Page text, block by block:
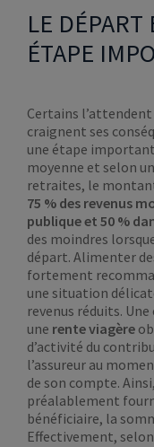
LE
ÉTAPE
Certains l’attendent
craignent ses
une étape
moyenne et selon
retraites, le
75 % des revenus
publique et 50 %
des moindres
départ. Alimenter
fortement
une situation
revenus réduits.
une rente viagère
d’activité du
l’assureur au
de son compte.
préalablement
bénéficiaire, la
Effectivement,